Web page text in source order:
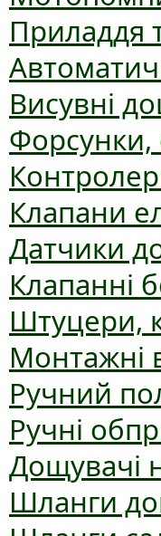
Приладдя
Висувні
Форсунки,
Клапани
Датчики
Клапанні
Штуцери,
Монтажні
Ручний
Ручні
Дощувачі
Шланги